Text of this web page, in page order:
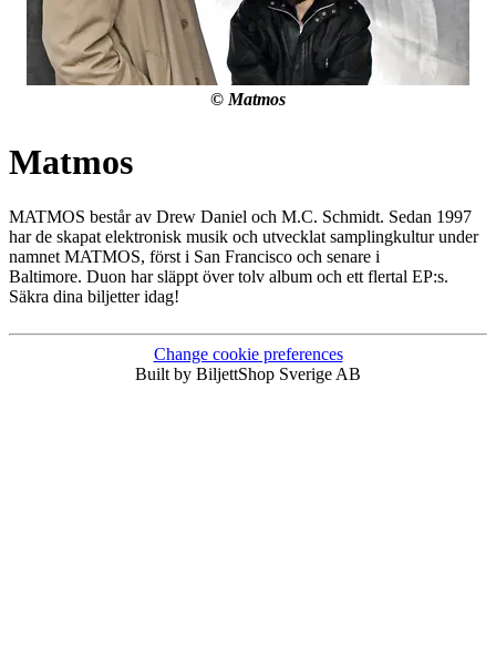
© Matmos
Matmos
MATMOS består av Drew Daniel och M.C. Schmidt. Sedan 1997
har de skapat elektronisk musik och utvecklat samplingkultur under
namnet MATMOS, först i San Francisco och senare i
Baltimore. Duon har släppt över tolv album och ett flertal EP:s.
Säkra dina biljetter idag!
Change cookie preferences
Built by BiljettShop Sverige AB